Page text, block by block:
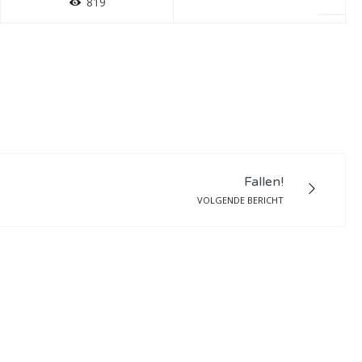
Fallen!
VOLGENDE BERICHT